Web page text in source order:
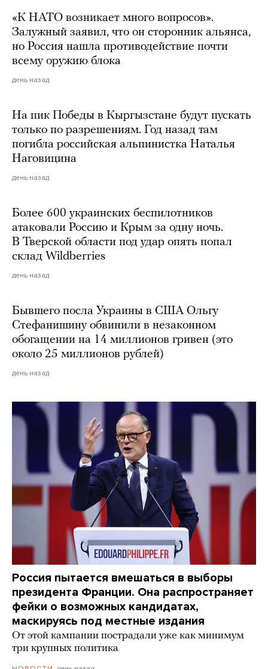
«К НАТО возникает много вопросов».
Залужный заявил, что он сторонник альянса,
но Россия нашла противодействие почти
всему оружию блока
день назад
На пик Победы в Кыргызстане будут пускать
только по разрешениям. Год назад там
погибла российская альпинистка Наталья
Наговицина
день назад
Более 600 украинских беспилотников
атаковали Россию и Крым за одну ночь.
В Тверской области под удар опять попал
склад Wildberries
день назад
Бывшего посла Украины в США Ольгу
Стефанишину обвинили в незаконном
обогащении на 14 миллионов гривен (это
около 25 миллионов рублей)
день назад
Россия пытается вмешаться в выборы
президента Франции. Она распространяет
фейки о возможных кандидатах,
маскируясь под местные издания
От этой кампании пострадали уже как минимум
три крупных политика